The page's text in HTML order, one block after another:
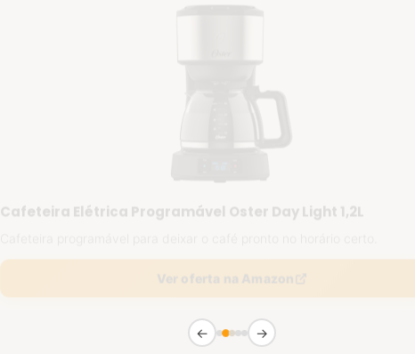
Cafeteira Elétrica Programável Oster Day Light 1,2L
Ver oferta na Amazon
← →